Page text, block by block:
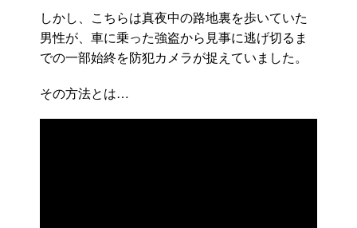
しかし、こちらは真夜中の路地裏を歩いていた
男性が、車に乗った強盗から見事に逃げ切るま
での一部始終を防犯カメラが捉えていました。
その方法とは…